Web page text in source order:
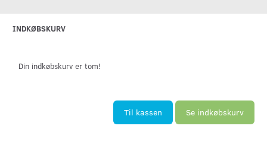
INDKØBSKURV
Din indkøbskurv er tom!
Til kassen Se indkøbskurv